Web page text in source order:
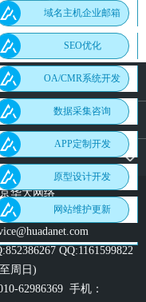
京华大网络
司 All rights reserved.
QQ:1161599822
周日)
62986369 手机：
域名主机企业邮箱
SEO优化
OA/CMR系统开发
数据采集咨询
APP定制开发
原型设计开发
网站维护更新